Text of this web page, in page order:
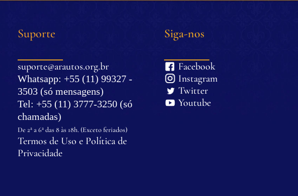
Suporte
suporte@arautos.org.br
Whatsapp: +55 (11) 99327 -
3503 (só mensagens)
Tel: +55 (11) 3777-3250 (só
chamadas)
De 2ª a 6ª das 8 às 18h. (Exceto feriados)
Termos de Uso e Política de
Privacidade
Siga-nos
Facebook
Instagram
Twitter
Youtube